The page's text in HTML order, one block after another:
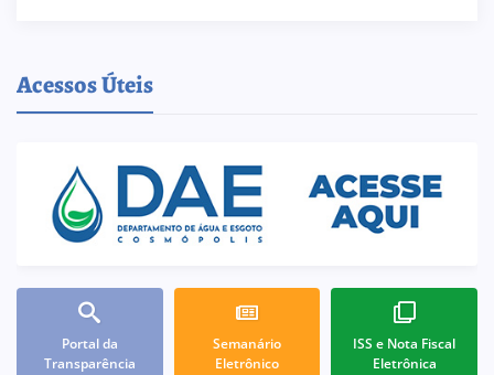
Acessos Úteis
Portal da
Transparência
Semanário
Eletrônico
ISS e Nota Fiscal
Eletrônica